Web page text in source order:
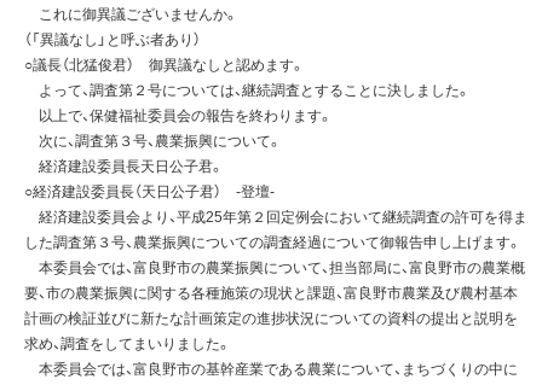
これに御異議ございませんか。
（「異議なし」と呼ぶ者あり）
○議長（北猛俊君） 御異議なしと認めます。
よって、調査第２号については、継続調査とすることに決しました。
以上で、保健福祉委員会の報告を終わります。
次に、調査第３号、農業振興について。
経済建設委員長天日公子君。
○経済建設委員長（天日公子君） -登壇-
経済建設委員会より、平成25年第２回定例会において継続調査の許可を得ま
した調査第３号、農業振興についての調査経過について御報告申し上げます。
本委員会では、富良野市の農業振興について、担当部局に、富良野市の農業概
要、市の農業振興に関する各種施策の現状と課題、富良野市農業及び農村基本
計画の検証並びに新たな計画策定の進捗状況についての資料の提出と説明を
求め、調査をしてまいりました。
本委員会では、富良野市の基幹産業である農業について、まちづくりの中に